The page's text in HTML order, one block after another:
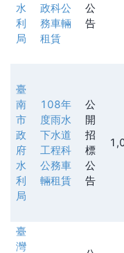
水
利
局
政科公
務車輛
租賃
公
告
臺
南
市
政
府
水
利
局
108年
度雨水
下水道
工程科
公務車
輛租賃
公
開
招
標
公
告
臺
灣